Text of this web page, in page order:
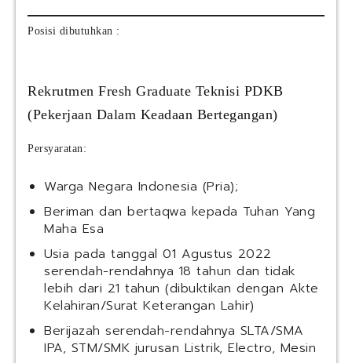
Posisi dibutuhkan :
Rekrutmen Fresh Graduate Teknisi PDKB
(Pekerjaan Dalam Keadaan Bertegangan)
Persyaratan:
Warga Negara Indonesia (Pria);
Beriman dan bertaqwa kepada Tuhan Yang
Maha Esa
Usia pada tanggal 01 Agustus 2022
serendah-rendahnya 18 tahun dan tidak
lebih dari 21 tahun (dibuktikan dengan Akte
Kelahiran/Surat Keterangan Lahir)
Berijazah serendah-rendahnya SLTA/SMA
IPA, STM/SMK jurusan Listrik, Electro, Mesin